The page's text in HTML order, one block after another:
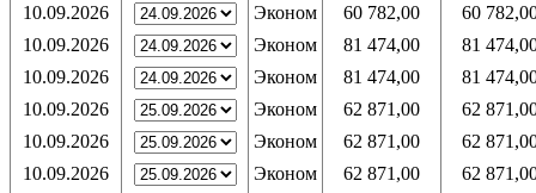
10.09.2026
Эконом 60 782,00
60
10.09.2026
Эконом 81 474,00
81
10.09.2026
Эконом 81 474,00
81
10.09.2026
Эконом 62 871,00
62
10.09.2026
Эконом 62 871,00
62
10.09.2026
Эконом 62 871,00
62